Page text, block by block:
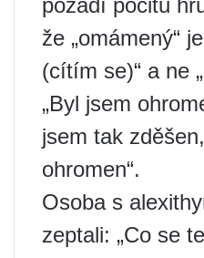
pozadí pocitu
že „omámený“
(cítím se)“ a ne
„Byl jsem
jsem tak
ohromen“.
Osoba s
zeptali: „Co se